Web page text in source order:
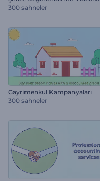
300 sahneler
Gayrimenkul Kampanyaları
300 sahneler